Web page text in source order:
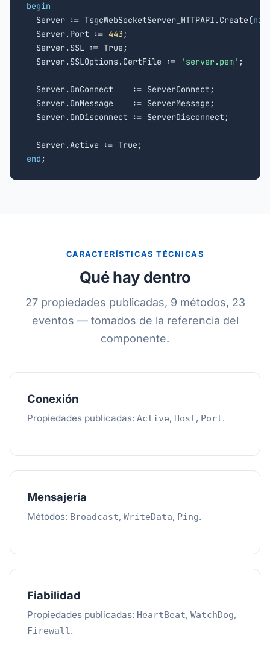
begin
Server := TsgcWebSocketServer_HTTPAPI.Create(nil
  Server.Port :=
443 ;
  Server.SSL := True;
  Server.SSLOptions.CertFile :=
'server.pem' ;
  Server.OnConnect    := ServerConnect;
  Server.OnMessage    := ServerMessage;
  Server.OnDisconnect := ServerDisconnect;
end ;
CARACTERÍSTICAS TÉCNICAS
Qué hay dentro
27 propiedades publicadas, 9 métodos, 23
eventos — tomados de la referencia del
componente.
Conexión
Propiedades publicadas: Active, Host, Port.
Mensajería
Métodos: Broadcast, WriteData, Ping.
Fiabilidad
Propiedades publicadas: HeartBeat, WatchDog,
Firewall.